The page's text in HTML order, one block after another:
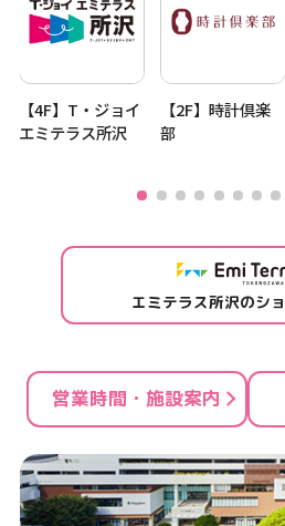
【4F】T・ジョイ
エミテラス所沢
【2F】時計倶楽
部
エミテラス所沢のシ
営業時間・施設案内